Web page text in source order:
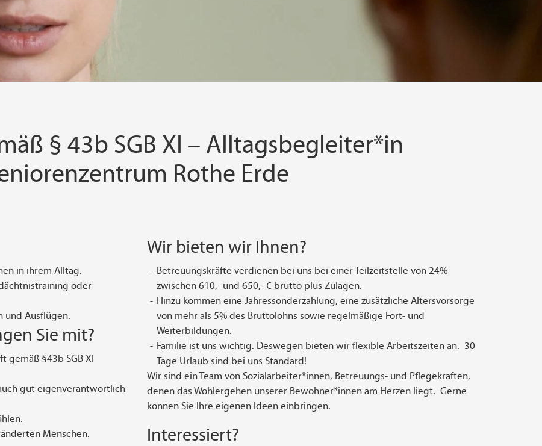
§ 43b SGB XI – Alltagsbegleiter*in
Rothe Erde
in ihrem Alltag.
oder
und Ausflügen.
Sie mit?
gemäß §43b SGB XI
gut eigenverantwortlich
Menschen.
Wir bieten wir Ihnen?
Betreuungskräfte verdienen bei uns bei einer Teilzeitstelle von 24%
zwischen 610,- und 650,- € brutto plus Zulagen.
Hinzu kommen eine Jahressonderzahlung, eine zusätzliche Altersvorsorge
von mehr als 5% des Bruttolohns sowie regelmäßige Fort- und
Weiterbildungen.
Familie ist uns wichtig. Deswegen bieten wir flexible Arbeitszeiten an. 30
Tage Urlaub sind bei uns Standard!
Wir sind ein Team von Sozialarbeiter*innen, Betreuungs- und Pflegekräften,
denen das Wohlergehen unserer Bewohner*innen am Herzen liegt. Gerne
können Sie Ihre eigenen Ideen einbringen.
Interessiert?